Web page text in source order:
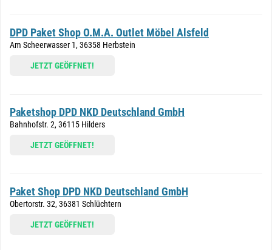
DPD Paket Shop O.M.A. Outlet Möbel Alsfeld
Am Scheerwasser 1, 36358 Herbstein
JETZT GEÖFFNET!
Paketshop DPD NKD Deutschland GmbH
Bahnhofstr. 2, 36115 Hilders
JETZT GEÖFFNET!
Paket Shop DPD NKD Deutschland GmbH
Obertorstr. 32, 36381 Schlüchtern
JETZT GEÖFFNET!